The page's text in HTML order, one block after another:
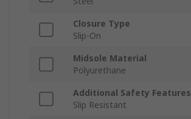
Closure Type
Slip-On
Midsole Material
Polyurethane
Additional Safety Features
Slip Resistant